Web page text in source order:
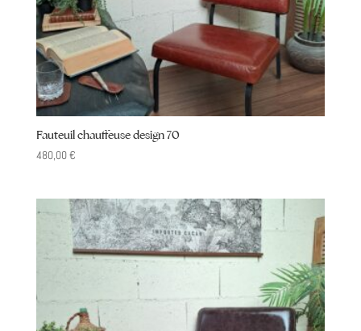
Fauteuil chauffeuse design 70
480,00€